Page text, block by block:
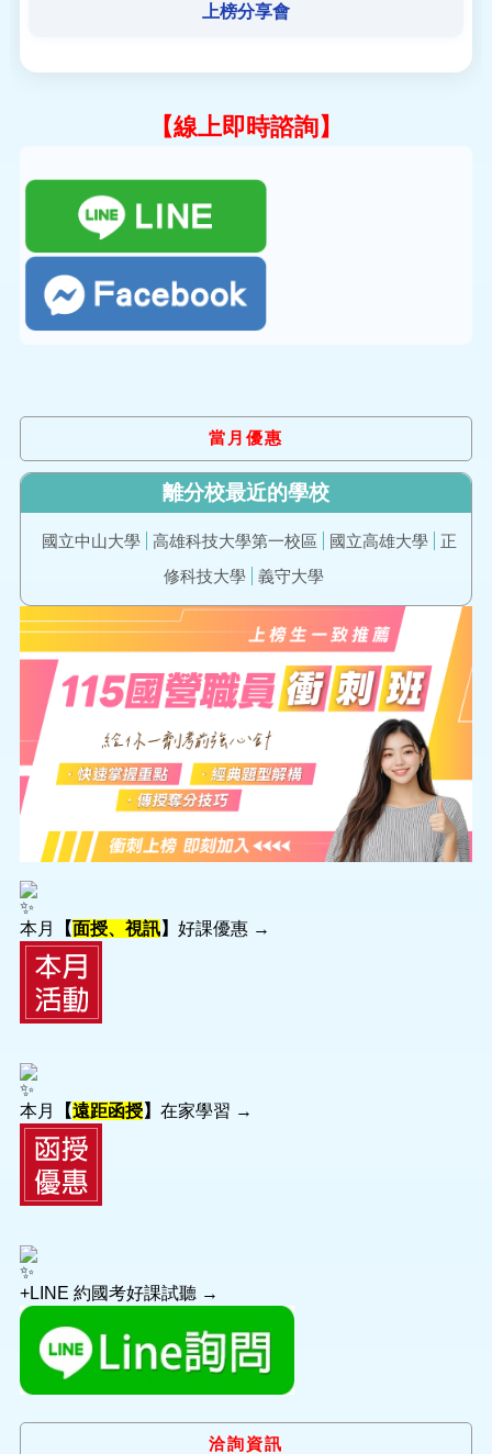
上榜分享會
【線上即時諮詢】
當月優惠
離分校最近的學校
國立中山大學 高雄科技大學第一校區 國立高雄大學
正
修科技大學
義守大學
本月 【面授、視訊】 好課優惠 →
本月 【遠距函授】 在家學習 →
+LINE 約國考好課試聽 →
洽詢資訊